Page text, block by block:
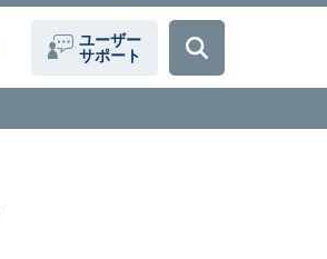
ユーザー
サポート